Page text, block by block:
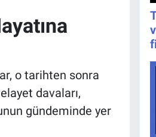
o tarihten sonra
davaları,
gündeminde yer